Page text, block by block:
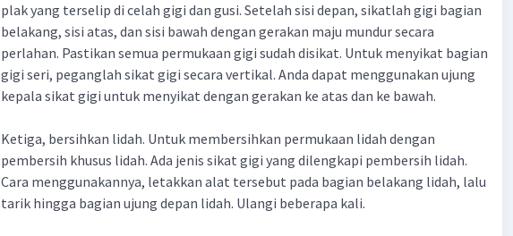
plak yang terselip di celah gigi dan gusi. Setelah sisi depan, sikatlah gigi bagian
belakang, sisi atas, dan sisi bawah dengan gerakan maju mundur secara
perlahan. Pastikan semua permukaan gigi sudah disikat. Untuk menyikat bagian
gigi seri, peganglah sikat gigi secara vertikal. Anda dapat menggunakan ujung
kepala sikat gigi untuk menyikat dengan gerakan ke atas dan ke bawah.
Ketiga, bersihkan lidah. Untuk membersihkan permukaan lidah dengan
pembersih khusus lidah. Ada jenis sikat gigi yang dilengkapi pembersih lidah.
Cara menggunakannya, letakkan alat tersebut pada bagian belakang lidah, lalu
tarik hingga bagian ujung depan lidah. Ulangi beberapa kali.